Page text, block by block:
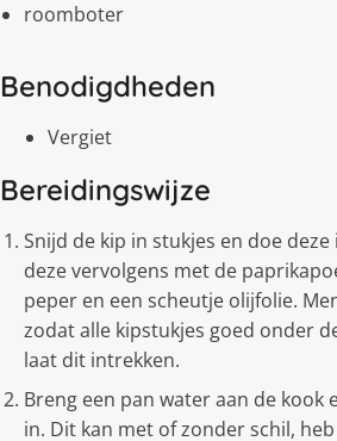
roomboter
Benodigdheden
Vergiet
Bereidingswijze
Snijd de kip in stukjes en doe
deze vervolgens met de
peper en een scheutje olijfolie.
zodat alle kipstukjes goed onder
laat dit intrekken.
Breng een pan water aan de kook
in. Dit kan met of zonder schil,